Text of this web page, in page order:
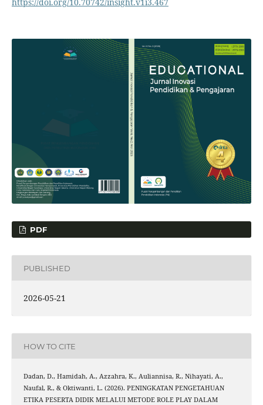
PDF
PUBLISHED
2026-05-21
HOW TO CITE
Dadan, D., Hamidah, A., Azzahra, K., Auliannisa, R., Nihayati, A.,
Naufal, R., & Oktiwanti, L. (2026). PENINGKATAN PENGETAHUAN
ETIKA PESERTA DIDIK MELALUI METODE ROLE PLAY DALAM